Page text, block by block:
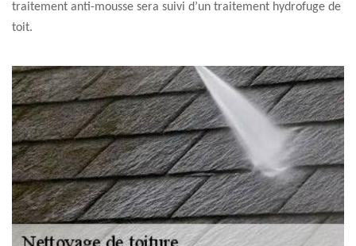
traitement anti-mousse sera suivi d’un traitement hydrofuge de
toit.